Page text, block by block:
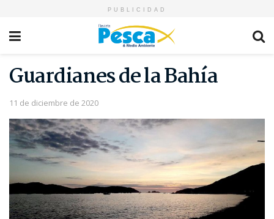
PUBLICIDAD
Guardianes de la Bahía
11 de diciembre de 2020